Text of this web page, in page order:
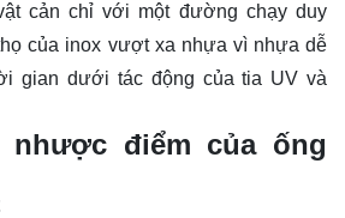
cản chỉ với một đường chạy duy
của inox vượt xa nhựa vì nhựa dễ
gian dưới tác động của tia UV và
nhược điểm của ống